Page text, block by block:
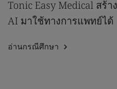
Tonic Easy Medical สร้
AI มาใช้ทางการแพทย์ได้
อ่านกรณีศึกษา